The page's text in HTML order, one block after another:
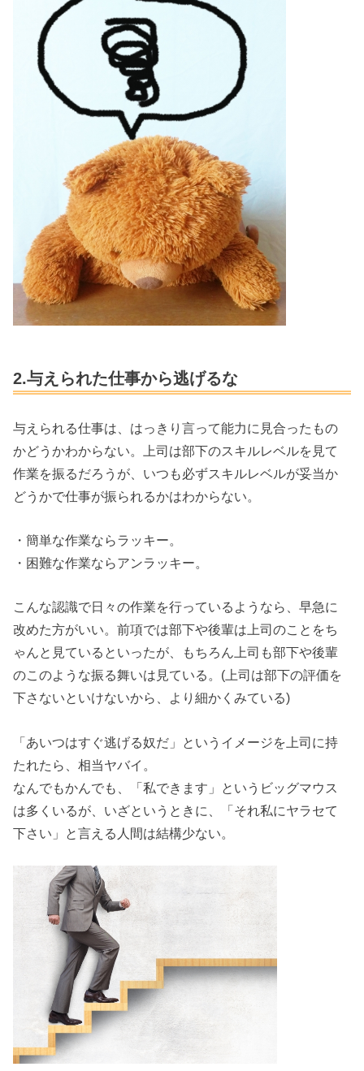
2.与えられた仕事から逃げるな
与えられる仕事は、はっきり言って能力に見合ったもの
かどうかわからない。上司は部下のスキルレベルを見て
作業を振るだろうが、いつも必ずスキルレベルが妥当か
どうかで仕事が振られるかはわからない。
・簡単な作業ならラッキー。
・困難な作業ならアンラッキー。
こんな認識で日々の作業を行っているようなら、早急に
改めた方がいい。前項では部下や後輩は上司のことをち
ゃんと見ているといったが、もちろん上司も部下や後輩
のこのような振る舞いは見ている。(上司は部下の評価を
下さないといけないから、より細かくみている)
「あいつはすぐ逃げる奴だ」というイメージを上司に持
たれたら、相当ヤバイ。
なんでもかんでも、「私できます」というビッグマウス
は多くいるが、いざというときに、「それ私にヤラセて
下さい」と言える人間は結構少ない。